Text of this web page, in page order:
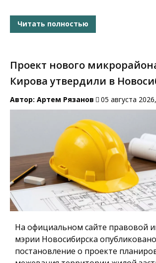
Читать полностью
Проект нового
Кирова утвердили в
Автор: Артем Рязанов 05 августа
На официальном сайте правовой
мэрии Новосибирска опубликовано
постановление о проекте